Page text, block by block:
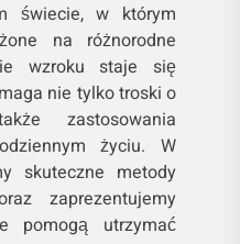
świecie, w którym
na różnorodne
wzroku staje się
nie tylko troski o
zastosowania
życiu. W
skuteczne metody
zaprezentujemy
pomogą utrzymać